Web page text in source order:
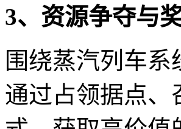
3、资源争夺与奖
围绕蒸汽列车
通过占领据点、